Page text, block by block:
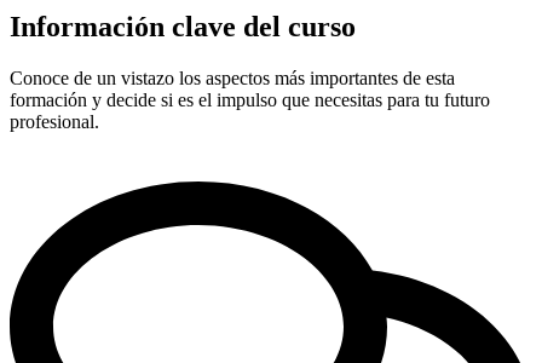
Información clave del curso
Conoce de un vistazo los aspectos más importantes de esta
formación y decide si es el impulso que necesitas para tu futuro
profesional.